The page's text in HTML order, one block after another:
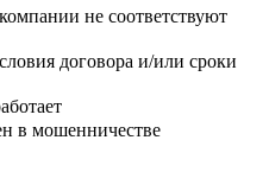
не соответствуют
договора и/или сроки
в мошенничестве